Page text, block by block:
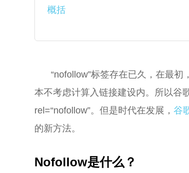
概括
“nofollow”标签存在已久，在最
本不考虑计算入链接建设内。所以谷
rel=“nofollow”。但是时代在发展，谷
的新方法。
Nofollow是什么？